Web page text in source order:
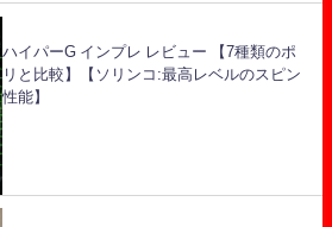
ハイパーG インプレ レビュー 【7種類のポ
リと比較】【ソリンコ:最高レベルのスピン
性能】